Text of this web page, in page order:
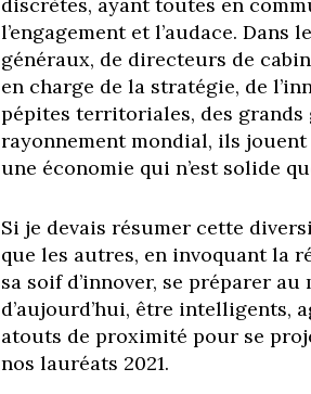
discrètes, ayant toutes en
l’engagement et l’audace. Dans
généraux, de directeurs de
en charge de la stratégie, de
pépites territoriales, des grands
rayonnementmondial, ils
une économie qui n’est solide
Si je devais résumer cette
que les autres, en invoquant la
sa soif d’innover, se préparer au
d’aujourd’hui, être intelligents,
atouts de proximité pour se
nos lauréats 2021.